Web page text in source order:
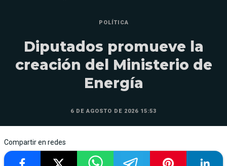
POLÍTICA
Diputados promueve la
creación del Ministerio de
Energía
6 DE AGOSTO DE 2026 15:53
Compartir en redes